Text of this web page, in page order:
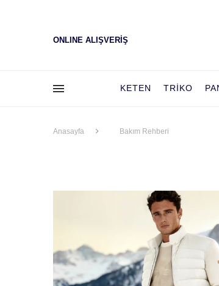
ONLINE ALIŞVERİŞ
KETEN TRIKO
Anasayfa Bakım Rehberi